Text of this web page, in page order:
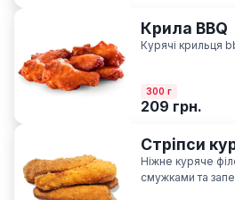
Крила BBQ
Курячі крильця
300 г
209 грн.
Стріпси
Ніжне куряче
смужками та